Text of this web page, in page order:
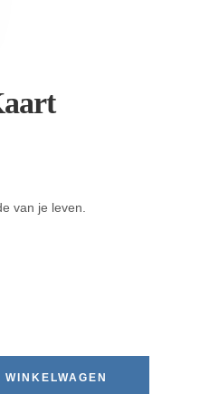
van je leven.